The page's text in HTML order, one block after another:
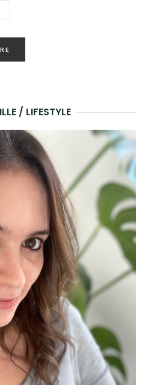
/ LIFESTYLE